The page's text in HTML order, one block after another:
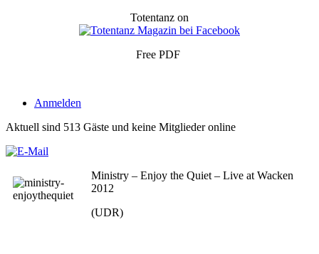
Totentanz on
Free PDF
Anmelden
Aktuell sind 513 Gäste und keine Mitglieder online
Ministry – Enjoy the Quiet – Live at Wacken
2012
(UDR)